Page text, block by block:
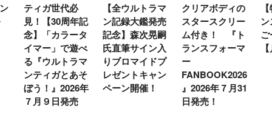
ティガ世代必
見！【30周年記
念】「カラータ
イマー」で遊べ
る『ウルトラマ
ンティガとあそ
ぼう！』2026年
７月９日発売
【全ウルトラマ
ン記録大鑑発売
記念】森次晃嗣
氏直筆サイン入
りブロマイドプ
レゼントキャン
ペーン開催！
クリアボディの
スタースクリー
ム付き！ 『ト
ランスフォーマ
ー
FANBOOK2026
』2026年７月31
日発売！